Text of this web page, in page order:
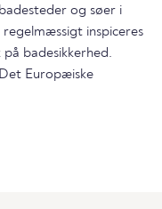
og søer i
inspiceres
badesikkerhed.
Europæiske